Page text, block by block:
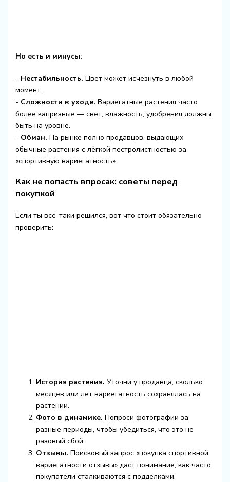
Но есть и минусы:
- Нестабильность. Цвет может исчезнуть в любой
момент.
- Сложности в уходе. Вариегатные растения часто
более капризные — свет, влажность, удобрения должны
быть на уровне.
- Обман. На рынке полно продавцов, выдающих
обычные растения с лёгкой пестролистностью за
«спортивную вариегатность».
Как не попасть впросак: советы перед
покупкой
Если ты всё-таки решился, вот что стоит обязательно
проверить:
История растения. Уточни у продавца, сколько
месяцев или лет вариегатность сохранялась на
растении.
Фото в динамике. Попроси фотографии за
разные периоды, чтобы убедиться, что это не
разовый сбой.
Отзывы. Поисковый запрос «покупка спортивной
вариегатности отзывы» даст понимание, как часто
покупатели сталкиваются с подделками.